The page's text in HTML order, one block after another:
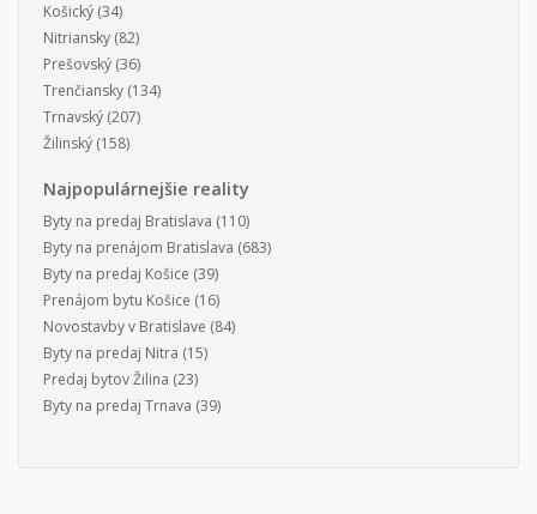
Košický (34)
Nitriansky (82)
Prešovský (36)
Trenčiansky (134)
Trnavský (207)
Žilinský (158)
Najpopulárnejšie reality
Byty na predaj Bratislava (110)
Byty na prenájom Bratislava (683)
Byty na predaj Košice (39)
Prenájom bytu Košice (16)
Novostavby v Bratislave (84)
Byty na predaj Nitra (15)
Predaj bytov Žilina (23)
Byty na predaj Trnava (39)